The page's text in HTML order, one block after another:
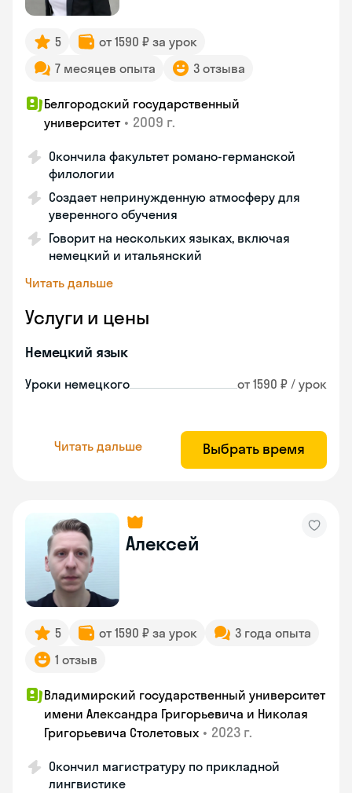
5
от 1590 ₽ за урок
7 месяцев опыта
3 отзыва
Белгородский государственный
университет • 2009 г.
Окончила факультет романо-германской
филологии
Создает непринужденную атмосферу для
уверенного обучения
Говорит на нескольких языках, включая
немецкий и итальянский
Читать дальше
Услуги и цены
Немецкий язык
Уроки немецкого от 1590 ₽ / урок
Читать дальше Выбрать время
Алексей
5 от 1590 ₽ за урок
3 года опыта
1 отзыв
Владимирский государственный университет
имени Александра Григорьевича и Николая
Григорьевича Столетовых • 2023 г.
Окончил магистратуру по прикладной
лингвистике